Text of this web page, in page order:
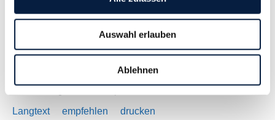
Auswahl erlauben
Ablehnen
Januar 2015
Grundsätzlich gilt bei außerbetrieblichen Einkünften (z.B.
Vermietung und Verpachtung) das Zufluss-Abfluss-Prinzip .
die Eigentümer eine angemessene Vorsorge für künftige
Langtext
empfehlen drucken